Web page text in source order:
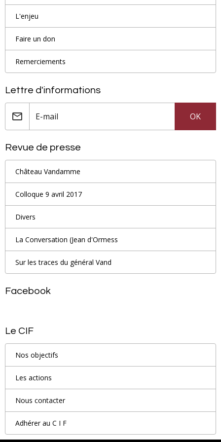
L'enjeu
Faire un don
Remerciements
Lettre d'informations
OK
Revue de presse
Château Vandamme
Colloque 9 avril 2017
Divers
La Conversation (Jean d'Ormess
Sur les traces du général Vand
Facebook
Le CIF
Nos objectifs
Les actions
Nous contacter
Adhérer au C I F